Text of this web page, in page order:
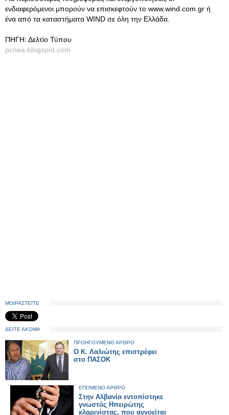
ενδιαφερόμενοι μπορούν να επισκεφτούν το www.wind.com.gr ή
ένα από τα καταστήματα WIND σε όλη την Ελλάδα.
ΠΗΓΗ: Δελτίο Τύπου
pcnea.blogspot.com
ΜΟΙΡΑΣΤΕΙΤΕ
ΔΕΙΤΕ ΑΚΟΜΑ
ΠΡΟΗΓΟΥΜΕΝΟ ΑΡΘΡΟ
Ο Κ. Λαλιώτης επιστρέφει
στο ΠΑΣΟΚ
ΕΠΟΜΕΝΟ ΑΡΘΡΟ
Στην Αλβανία εντοπίστηκε
γνωστός Ηπειρώτης
κλαρινίστας, που αγνοείται